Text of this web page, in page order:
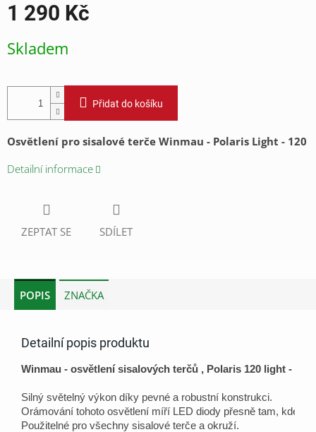
1 290 Kč
cena:
Skladem
Přidat do košíku
Osvětlení pro sisalové terče Winmau - Polaris Light - 120
Detailní informace
ZEPTAT SE SDÍLET
POPIS ZNAČKA
Detailní popis produktu
Winmau - osvětlení sisalových terčů , Polaris 120 light -
Silný světelný výkon díky pevné a robustní konstrukci.
Orámování tohoto osvětlení míří LED diody přesně tam, kde to
Použitelné pro všechny sisalové terče a okruží.